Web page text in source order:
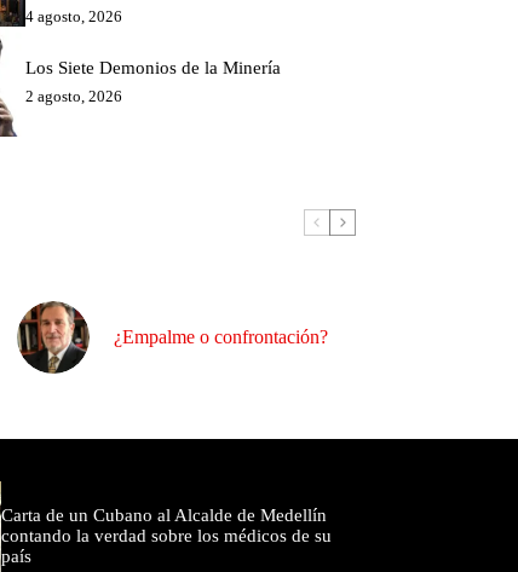
4 agosto, 2026
Los Siete Demonios de la Minería
2 agosto, 2026
¿Empalme o confrontación?
Carta de un Cubano al Alcalde de Medellín
contando la verdad sobre los médicos de su
país